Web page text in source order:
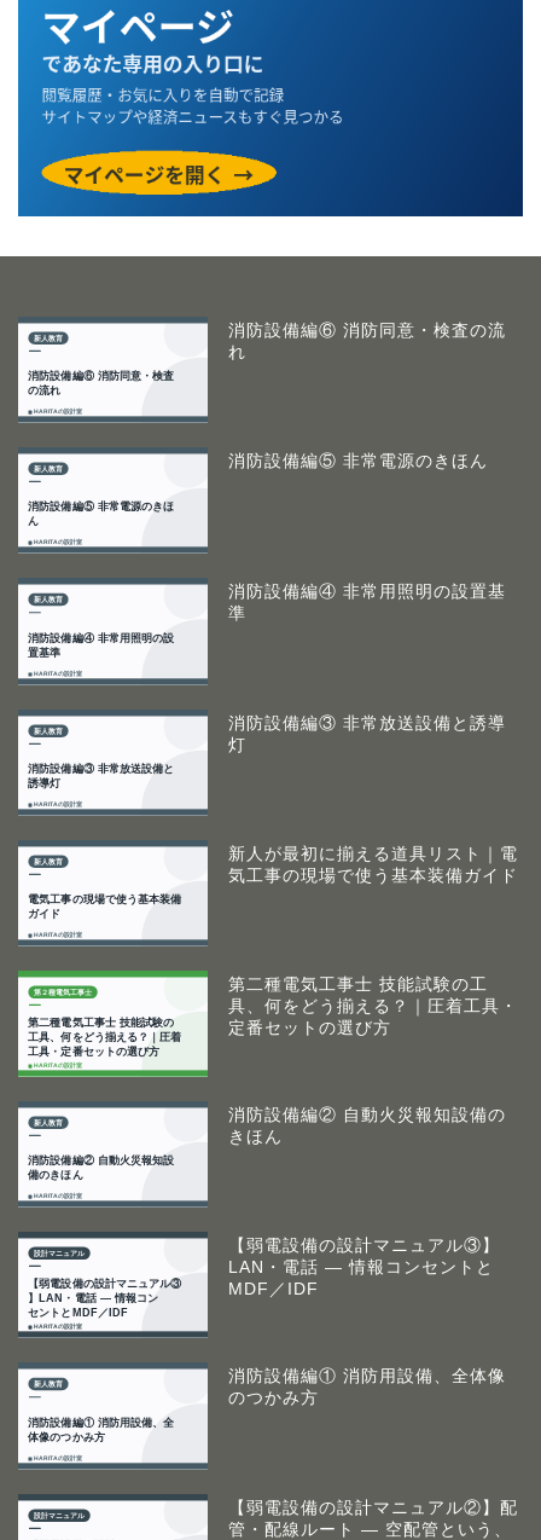
消防設備編⑥ 消防同意・検査の流
れ
消防設備編⑤ 非常電源のきほん
消防設備編④ 非常用照明の設置基
準
消防設備編③ 非常放送設備と誘導
灯
新人が最初に揃える道具リスト｜電
気工事の現場で使う基本装備ガイド
第二種電気工事士 技能試験の工
具、何をどう揃える？｜圧着工具・
定番セットの選び方
消防設備編② 自動火災報知設備の
きほん
【弱電設備の設計マニュアル③】
LAN・電話 ― 情報コンセントと
MDF／IDF
消防設備編① 消防用設備、全体像
のつかみ方
【弱電設備の設計マニュアル②】配
管・配線ルート ― 空配管という、